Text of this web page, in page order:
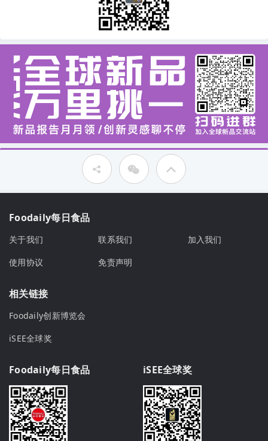
Foodaily每日食品
关于我们 联系我们
加入我们
使用协议
免责声明
相关链接
Foodaily创新博览会
iSEE全球奖
Foodaily每日食品 iSEE全球奖